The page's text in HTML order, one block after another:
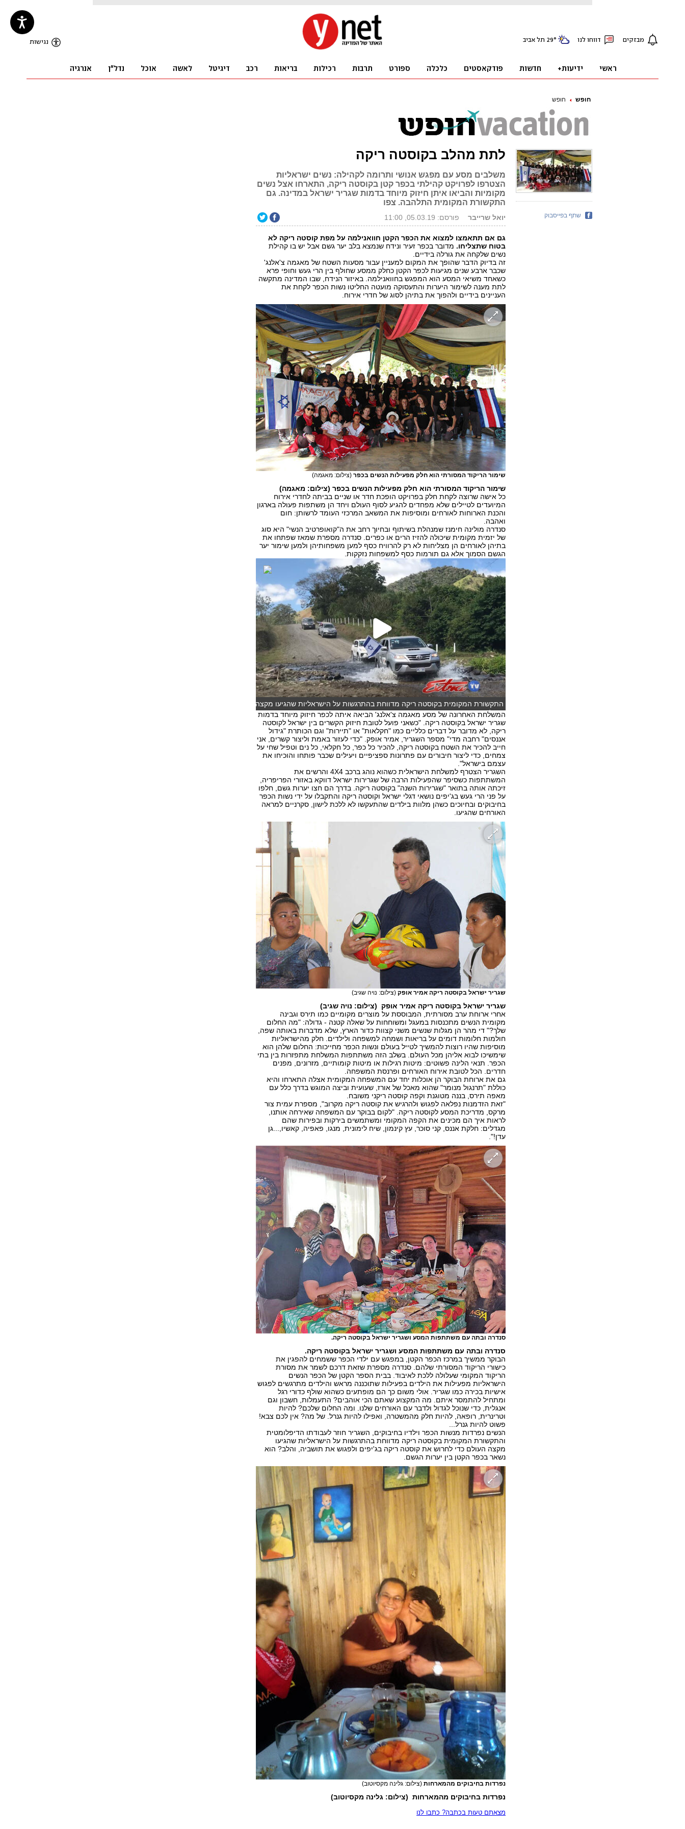
חופש חופש
לתת מהלב בקוסטה ריקה
משלבים מסע עם מפגש אנושי ותרומה לקהילה: נשים ישראליות
הצטרפו לפרויקט קהילתי בכפר קטן בקוסטה ריקה, התארחו אצל נשים
מקומיות והביאו איתן חיזוק מיוחד בדמות שגריר ישראל במדינה. גם
התקשורת המקומית התלהבה. צפו
יואל שרייבר פורסם: 05.03.19, 11:00
גם אם תתאמצו למצוא את הכפר הקטן חוואנילמה על מפת קוסטה ריקה לא
בטוח שתצליחו. מדובר בכפר זעיר ונידח שנמצא בלב יער גשם אבל יש בו קהילת
נשים שלקחה את גורלה בידיים.
זה בדיוק הדבר שהופך את המקום למעניין עבור מסעות השטח של מאגמה צ'אלנג'
שכבר ארבע שנים מגיעות לכפר הקטן כחלק ממסע שחולף בין הרי געש וחופי פרא
כשאחד משיאי המסע הוא המפגש בחוואנילמה. באיזור הנידח, שבו המדינה מתקשה
לתת מענה לשימור היערות והתעסוקה מועטה החליטו נשות הכפר לקחת את
העניינים בידיים ולהפוך את בתיהן לסוג של חדרי אירוח.
שימור הריקוד המסורתי הוא חלק מפעילות הנשים בכפר (צילום: מאגמה)
שימור הריקוד המסורתי הוא חלק מפעילות הנשים בכפר (צילום: מאגמה)
כל אישה שרוצה לקחת חלק בפרויקט הופכת חדר או שניים בביתה לחדרי אירוח
המיועדים לטיילים שלא מפחדים להגיע לסוף העולם ויחד הן משתפות פעולה בארגון
והכנת הארוחות לאורחים ומוסיפות את המשאב המרכזי העומד לרשותן: חום
ואהבה.
סנדרה מולינה חימנז שמנהלת בשיתוף ובחיוך רחב את ה"קואופרטיב הנשי" היא סוג
של יזמית מקומית שיכולה להזיז הרים או כפרים. סנדרה מספרת שמאז שפתחו את
בתיהן לאורחים הן מצליחות לא רק להרוויח כסף למען משפחותיהן ולמען שימור יער
הגשם הסמוך אלא גם תורמות כסף למשפחות נזקקות.
התקשורת המקומית בקוסטה ריקה מדווחת בהתרגשות על הישראליות שהגיעו מקצה
העולם
המשלחת האחרונה של מסע מאגמה צ'אלנג' הביאה איתה לכפר חיזוק מיוחד בדמות
שגריר ישראל בקוסטה ריקה. "כשאני פועל לטובת חיזוק הקשרים בין ישראל לקוסטה
ריקה, לא מדובר על דברים כלליים כמו "חקלאות" או "תיירות" וגם הכותרת "גידול
אננסים" רחבה מדי" מספר השגריר, אמיר אופק. "כדי לעזור באמת וליצור קשרים, אני
חייב להכיר את השטח בקוסטה ריקה, להכיר כל כפר, כל חקלאי, כל נים וטפיל שחי על
צמחים, כדי ליצור חיבורים עם פתרונות ספציפיים ויעילים שכבר פותחו והוכיחו את
עצמם בישראל".
השגריר הצטרף למשלחת הישראלית כשהוא נוהג ברכב 4X4 והרשים את
המשתתפות כשסיפר שהפעילות הרבה של שגרירות ישראל דווקא באזורי הפריפריה,
זיכתה אותה בתואר "שגרירות השנה" בקוסטה ריקה. בדרך הם חצו יערות גשם, חלפו
על פני הרי געש בג'יפים נושאי דגלי ישראל וקוסטה ריקה והתקבלו על ידי נשות הכפר
בחיבוקים ובחיוכים כשהן מלוות בילדים שהתעקשו לא ללכת לישון, סקרניים למראה
האורחים שהגיעו.
שגריר ישראל בקוסטה ריקה אמיר אופק (צילום: נויה שגיב)
שגריר ישראל בקוסטה ריקה אמיר אופק (צילום: נויה שגיב)
אחרי ארוחת ערב מסורתית, המבוססת על מוצרים מקומיים כמו תירס וגבינה
מקומית הנשים מתכנסות במעגל ומשוחחות על שאלה קטנה - גדולה: "מה החלום
שלך?" די מהר הן מגלות שנשים משני קצוות כדור הארץ, שלא מדברות באותה שפה,
חולמות חלומות דומים על בריאות ושמחה למשפחה ולילדים. חלק מהישראליות
מוסיפות שהיו רוצות להמשיך לטייל בעולם ונשות הכפר מחייכות: החלום שלהן הוא
שימשיכו לבוא אליהן מכל העולם. בשלב הזה משתתפות המשלחת מתפזרות בין בתי
הכפר. תנאי הלינה פשוטים: מיטות רגילות או מיטות קומותיים, מזרונים, מפנים
חדרים. הכל לטובת אירוח האורחים ופרנסת המשפחה.
גם את ארוחת הבוקר הן אוכלות יחד עם המשפחה המקומית אצלה התארחו והיא
כוללת "תרנגול מנומר" שהוא מאכל של אורז, שעועית וביצה המוגש בדרך כלל עם
מאפה תירס, בננה מטוגנת וקפה קוסטה ריקני משובח.
"זאת הזדמנות נפלאה לפגוש ולהרגיש את קוסטה ריקה מקרוב", מספרת עמית צור
מרקס, מדריכת המסע לקוסטה ריקה. "לקום בבוקר עם המשפחה שאירחה אותנו,
לראות איך הם מכינים את הקפה המקומי ומשתמשים בירקות ובפירות שהם
מגדלים: חלקת אננס, קני סוכר, עץ קינמון, שיח לימונית, מנגו, פאפיה, קאשיו,...גן
עדן!".
סנדרה ובתה עם משתתפות המסע ושגריר ישראל בקוסטה ריקה.
סנדרה ובתה עם משתתפות המסע ושגריר ישראל בקוסטה ריקה.
הבוקר ממשיך במרכז הכפר הקטן, במפגש עם ילדי הכפר ששמחים להפגין את
כישורי הריקוד המסורתי שלהם. סנדרה מספרת שזאת דרכם לשמר את מסורת
הריקוד המקומי שעלולה ללכת לאיבוד. בבית הספר הקטן של הכפר הנשים
הישראליות מפעילות את הילדים בפעילות שתוכננה מראש והילדים מתרגשים לפגוש
אישיות בכירה כמו שגריר. אולי משום כך הם מופתעים כשהוא שולף כדורי רגל
ומתחיל להתמסר איתם. מה המקצוע שאתם הכי אוהבים? התעמלות, חשבון וגם
אנגלית, כדי שנוכל לגדול ולדבר עם האורחים שלנו. ומה החלום שלכם? להיות
וטרינרית, רופאה, להיות חלק מהמשטרה, ואפילו להיות גנרל. של מה? אין לכם צבא!
פשוט להיות גנרל...
הנשים נפרדות מנשות הכפר וילדיו בחיבוקים, השגריר חוזר לעבודתו הדיפלומטית
והתקשורת המקומית בקוסטה ריקה מדווחת בהתרגשות על הישראליות שהגיעו
מקצה העולם כדי לחרוש את קוסטה ריקה בג'יפים ולפגוש את תושביה, והלב? הוא
נשאר בכפר הקטן בין יערות הגשם.
נפרדות בחיבוקים מהמארחות (צילום: גלינה מקסיוטוב)
נפרדות בחיבוקים מהמארחות (צילום: גלינה מקסיוטוב)
מצאתם טעות בכתבה? כתבו לנו
שתף בפייסבוק